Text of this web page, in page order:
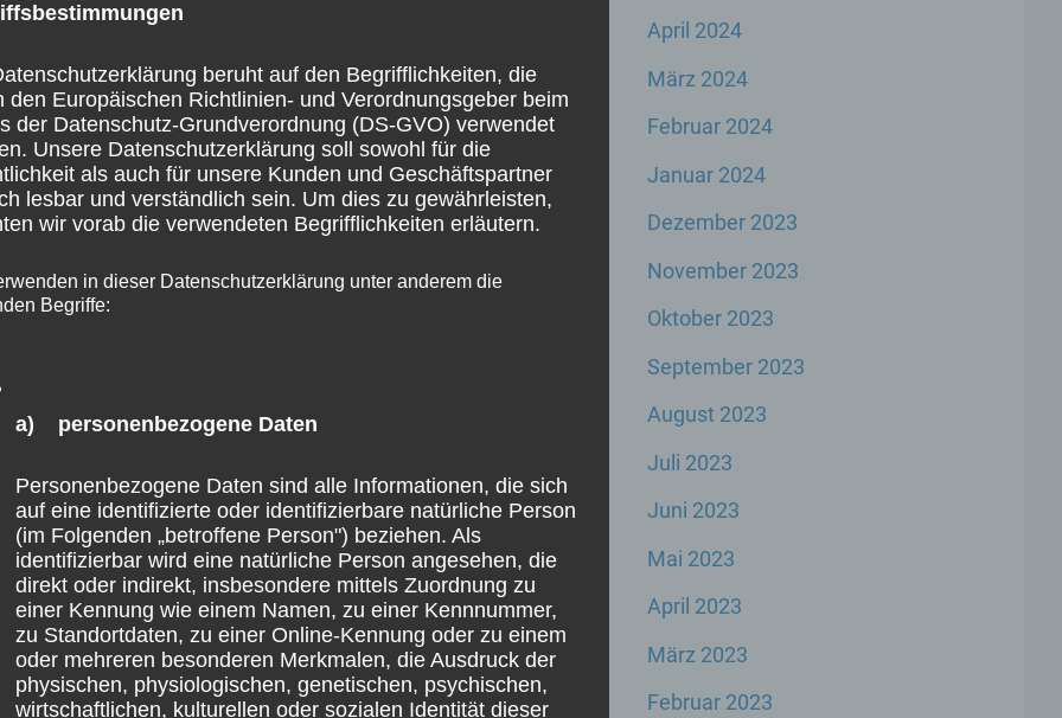
zurück:
in
Angst“
(22.
November
Ausländer ohne Duldung:
Überblick über
Residenzpflicht MAINZ. Nach Bericht des SWR
(25. Oktober 2023) befinden sich rund 7.600
Männer und Frauen in Rheinland-Pfalz, deren
Asylantrag endgültig abgelehnt wurde, die
jedoch aus unterschiedlichen Gründen,
sogenannten Abschiebehemmnissen, nicht
April 2024
März 2024
Februar 2024
Januar 2024
Dezember 2023
November 2023
Oktober 2023
September 2023
August 2023
Juli 2023
Juni 2023
Mai 2023
April 2023
März 2023
Februar 2023
beruht auf den Begrifflichkeiten, die
den Europäischen Richtlinien- und Verordnungsgeber beim
der Datenschutz-Grundverordnung (DS-GVO) verwendet
Unsere Datenschutzerklärung soll sowohl für die
als auch für unsere Kunden und Geschäftspartner
lesbar und verständlich sein. Um dies zu gewährleisten,
wir vorab die verwendeten Begrifflichkeiten erläutern.
in dieser Datenschutzerklärung unter anderem die
Begriffe:
a) personenbezogene Daten
Personenbezogene Daten sind alle Informationen, die sich
auf eine identifizierte oder identifizierbare natürliche Person
(im Folgenden „betroffene Person") beziehen. Als
identifizierbar wird eine natürliche Person angesehen, die
direkt oder indirekt, insbesondere mittels Zuordnung zu
einer Kennung wie einem Namen, zu einer Kennnummer,
zu Standortdaten, zu einer Online-Kennung oder zu einem
oder mehreren besonderen Merkmalen, die Ausdruck der
physischen, physiologischen, genetischen, psychischen,
wirtschaftlichen, kulturellen oder sozialen Identität dieser